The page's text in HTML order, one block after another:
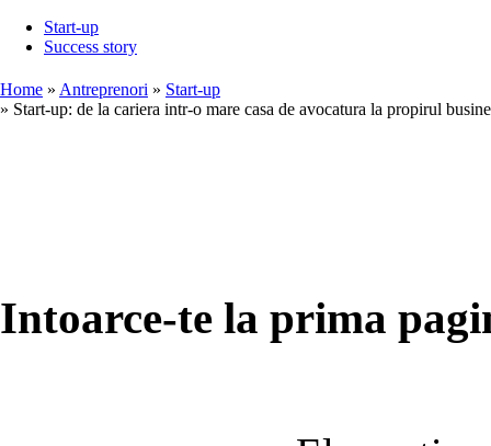
Start-up
Success story
Home » Antreprenori » Start-up
» Start-up: de la cariera intr-o mare casa de avocatura la propirul
Intoarce-te la prima